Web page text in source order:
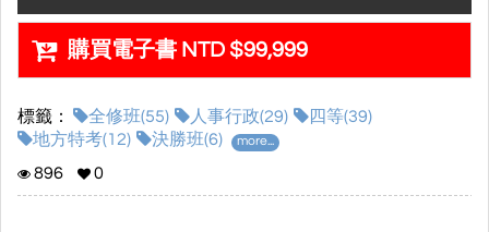
•課程堂次：約228堂課
※每堂課課程時數預計為2.5-3小時
※實際堂數及課程時數最終依老師授課狀況與考情調
整。
•課程服務期限：2024/12/31
•課程觀看期限：2024/12/31(當年度決勝班)
•課程內容特色：
購買電子書 NTD $99,999
標籤： 全修班(55) 人事行政(29)
四等(39)
地方特考(12)
決勝班(6) more...
896 0